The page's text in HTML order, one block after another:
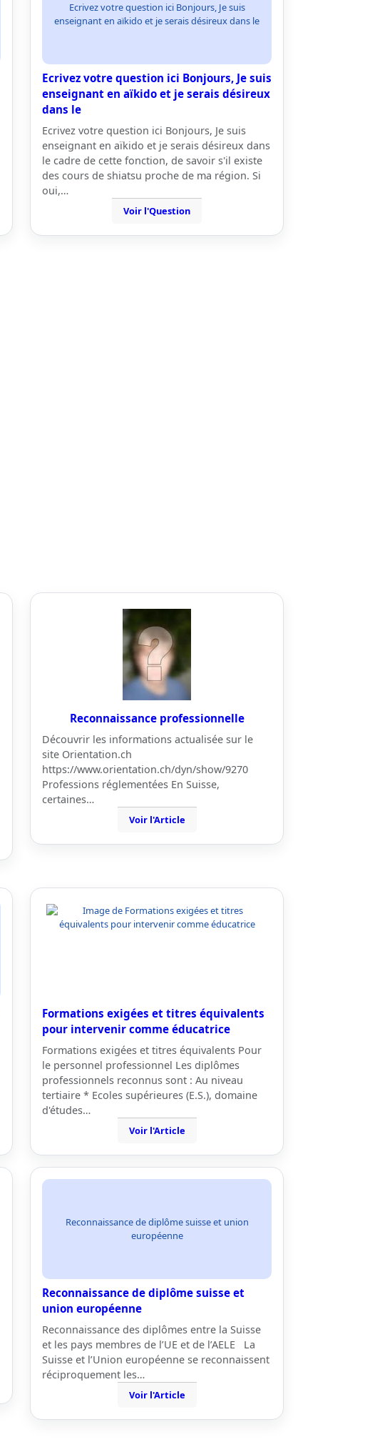
Ecrivez votre question ici Bonjours, Je suis
enseignant en aïkido et je serais désireux dans le
Ecrivez votre question ici Bonjours, Je suis
enseignant en aïkido et je serais désireux
dans le
Ecrivez votre question ici Bonjours, Je suis
enseignant en aïkido et je serais désireux dans
le cadre de cette fonction, de savoir s'il existe
des cours de shiatsu proche de ma région. Si
oui,…
Voir l'Question
Reconnaissance professionnelle
Découvrir les informations actualisée sur le
site Orientation.ch
https://www.orientation.ch/dyn/show/9270
Professions réglementées En Suisse,
certaines…
Voir l'Article
Formations exigées et titres équivalents
pour intervenir comme éducatrice
Formations exigées et titres équivalents Pour
le personnel professionnel Les diplômes
professionnels reconnus sont : Au niveau
tertiaire * Ecoles supérieures (E.S.), domaine
d'études…
Voir l'Article
Reconnaissance de diplôme suisse et union
européenne
Reconnaissance de diplôme suisse et
union européenne
Reconnaissance des diplômes entre la Suisse
et les pays membres de l’UE et de l’AELE La
Suisse et l’Union européenne se reconnaissent
réciproquement les…
Voir l'Article